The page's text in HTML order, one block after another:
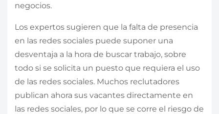
negocios.
Los expertos sugieren que la falta de presencia
en las redes sociales puede suponer una
desventaja a la hora de buscar trabajo, sobre
todo si se solicita un puesto que requiera el uso
de las redes sociales. Muchos reclutadores
publican ahora sus vacantes directamente en
las redes sociales, por lo que se corre el riesgo de